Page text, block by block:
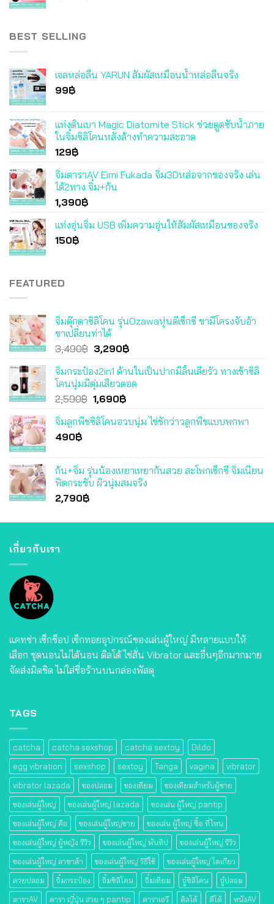
BEST SELLING
เจลหล่อลื่น YARUN สัมผัสเหมือนน้ำหล่อลื่นจริง
99฿
แท่งดินเบา Magic Diatomite Stick ช่วยดูดซับน้ำภาย
ในจิ๋มซิลิโคนหลังล้างทำความสะอาด
129฿
จิ๋มดาราAV Eimi Fukada จิ๋ม3Dหล่อจากของจริง เล่น
ได้2ทาง จิ๋ม+ก้น
1,390฿
แท่งอุ่นจิ๋ม USB เพิ่มความอุ่นให้สัมผัสเหมือนของจริง
150฿
FEATURED
จิ๋มตุ๊กตาซิลิโคน รุ่นOzawaหุ่นดีเซ็กซี่ ขามีโครงจับอ้า
ขาเปลี่ยนท่าได้
3,490฿ Original
was:
3,490฿.
3,290฿Current
is:
3,290฿.
จิ๋มกระป๋อง2in1 ด้านในเป็นปากมีลิ้นเลียรัว ทางเข้าซิลิ
โคนนุ่มมีตุ่มเสียวตอด
2,590฿ Original
was:
1,690฿Current
is:
จิ๋มลูกพีชซิลิโคนอวบนุ่ม ไข่ชักว่าวลูกพีชแบบพกพา
490฿
ก้น+จิ๋ม รุ่นน้องเหยาเหยาก้นสวย สะโพกเซ็กซี่ จิ๋มเนียน
ฟิตกระชับ ผิวนุ่มสมจริง
2,790฿
เกี่ยวกับเรา
แคทช่า เซ็กช็อป เซ็กทอยอุปกรณ์ของเล่นผู้ใหญ่ มีหลายแบบให้
เลือก ชุดนอนไม่ได้นอน ดิลโด้ ไข่สั่น Vibrator และอื่นๆอีกมากมาย
จัดส่งมิดชิด ไม่ใส่ชื่อร้านบนกล่องพัสดุ
TAGS
catcha catcha sexshop catcha sextoy
Dildo
egg vibration
sexshop sextoy Tanga vagina
vibrator
vibrator lazada
ของปลอม ของเทียม
ของเทียมสําหรับผู้ชาย
ของเล่นผู้ใหญ่
ของเล่นผู้ใหญ่ lazada
ของเล่น ผู้ใหญ่ pantip
ของเล่นผู้ใหญ่ คือ
ของเล่นผู้ใหญ่ชาย
ของเล่น ผู้ใหญ่ ซื้อ ที่ไหน
ของเล่นผู้ใหญ่ ผู้หญิง รีวิว
ของเล่นผู้ใหญ่ พันทิป
ของเล่นผู้ใหญ่ รีวิว
ของเล่นผู้ใหญ่ ลาซาด้า
ของเล่นผู้ใหญ่ วิธีใช้
ของเล่นผู้ใหญ่ โตเกียว
ควยปลอม
จิ๋มกระป๋อง จิ๋มซิลิโคน จิ๋มเทียม จู๋ซิลิโคน
จู๋ปลอม
ดาราAV
ดารา ญี่ปุ่น สวย ๆ pantip ดาราเอวี ดิลโด้ ดีโด้ หนังAV